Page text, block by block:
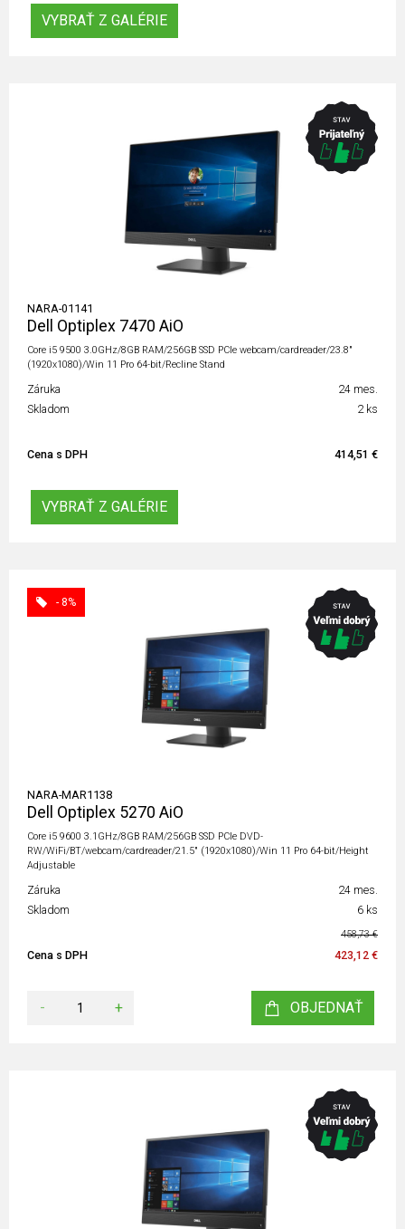
VYBRAŤ Z GALÉRIE
NARA-01141
Dell Optiplex 7470 AiO
Core i5 9500 3.0GHz/8GB RAM/256GB SSD PCIe webcam/cardreader/23.8"
(1920x1080)/Win 11 Pro 64-bit/Recline Stand
Záruka
24 mes.
Skladom
2 ks
Cena s DPH 414,51 €
VYBRAŤ Z GALÉRIE
- 8%
NARA-MAR1138
Dell Optiplex 5270 AiO
Core i5 9600 3.1GHz/8GB RAM/256GB SSD PCIe DVD-
RW/WiFi/BT/webcam/cardreader/21.5" (1920x1080)/Win 11 Pro 64-bit/Height
Adjustable
Záruka
24 mes.
Skladom
6 ks
458,73 €
Cena s DPH 423,12 €
- + OBJEDNAŤ